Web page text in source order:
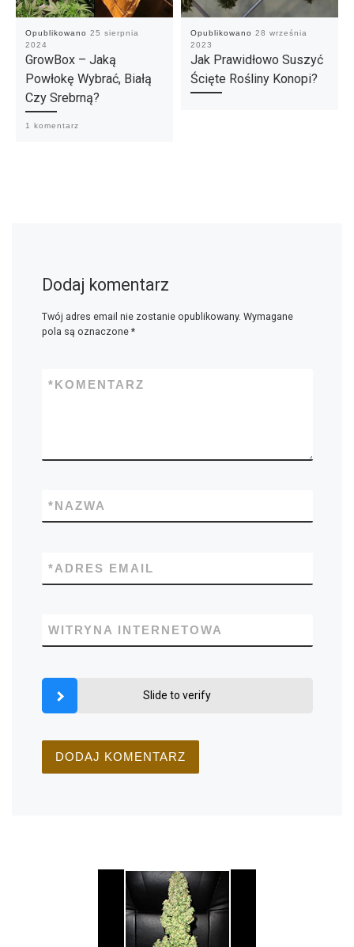
Opublikowano 25 sierpnia
2024
GrowBox – Jaką
Powłokę Wybrać, Białą
Czy Srebrną?
1 komentarz
Opublikowano 28 września
2023
Jak Prawidłowo Suszyć
Ścięte Rośliny Konopi?
Dodaj komentarz
Twój adres email nie zostanie opublikowany. Wymagane
pola są oznaczone *
KOMENTARZ
*
NAZWA
*
ADRES EMAIL
*
WITRYNA INTERNETOWA
Slide to verify